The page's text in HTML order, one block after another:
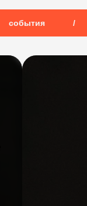
события /